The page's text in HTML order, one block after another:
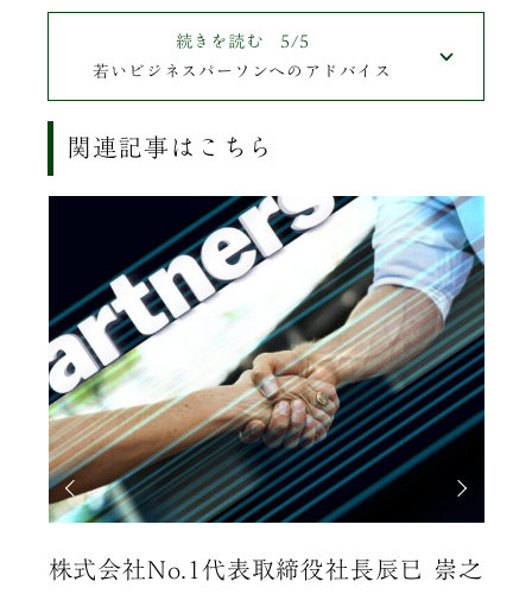
続きを読む 5/5
若いビジネスパーソンへのアドバイス
関連記事はこちら
株式会社No.1代表取締役社長辰已 崇之